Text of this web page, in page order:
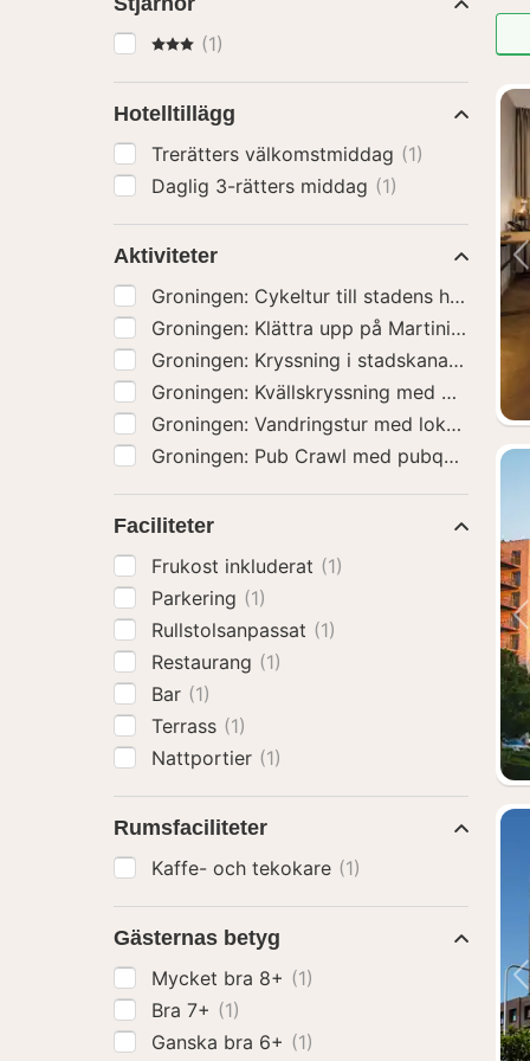
3 Stjärnor
(1)
Hotelltillägg
Trerätters välkomstmiddag (1)
Daglig 3-rätters middag (1)
Aktiviteter
Groningen: Cykeltur till stadens
Groningen: Klättra upp på Martinitornet
Groningen: Kryssning i stadskanalen
Groningen: Kvällskryssning med ost och
Groningen: Vandringstur med lokal guide
Faciliteter
Frukost inkluderat (1)
Parkering (1)
Rullstolsanpassat (1)
Restaurang (1)
Bar (1)
Terrass (1)
Nattportier (1)
Rumsfaciliteter
Kaffe- och tekokare (1)
Gästernas betyg
Mycket bra 8+ (1)
Bra 7+ (1)
Ganska bra 6+ (1)